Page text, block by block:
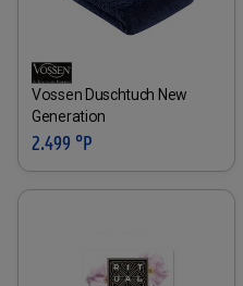
Vossen Duschtuch New
Generation
2.499 °P